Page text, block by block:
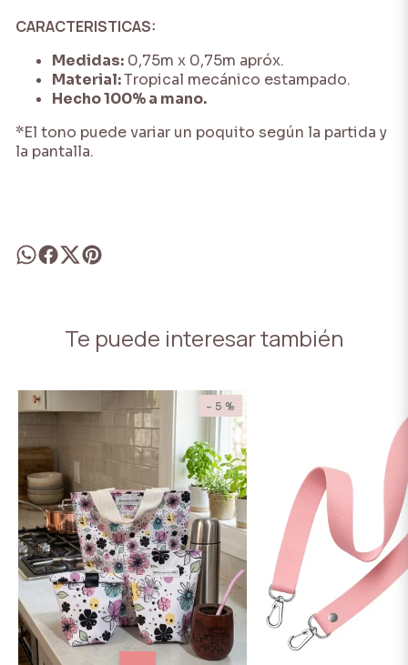
CARACTERISTICAS:
Medidas:0,75m x 0,75m apróx.
Material:Tropical mecánico estampado.
Hecho 100% a mano.
*El tono puede variar un poquito según la partida y
la pantalla.
Te puede interesar también
- 5 %